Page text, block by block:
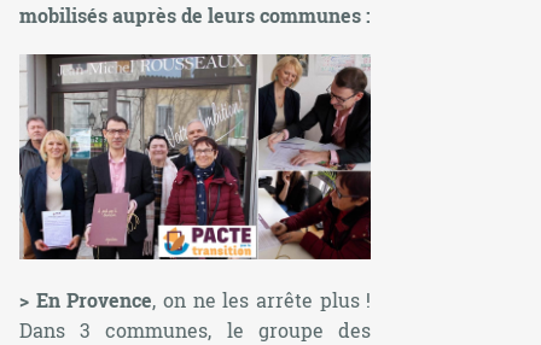
mobilisés auprès de leurs communes :
> En Provence, on ne les arrête plus !
Dans 3 communes, le groupe des